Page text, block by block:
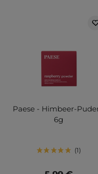
Paese - Himbeer-
6g
1